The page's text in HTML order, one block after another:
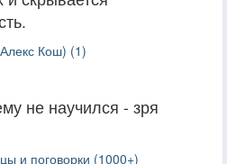
Кош) (1)
не научился - зря
и поговорки (1000+)